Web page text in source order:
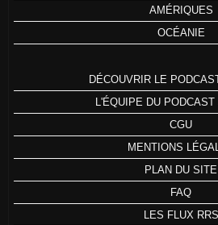
AMÉRIQUES
OCÉANIE
DÉCOUVRIR LE
L'ÉQUIPE DU PODCAST
CGU
MENTIONS
PLAN DU SITE
FAQ
LES FLUX RRS